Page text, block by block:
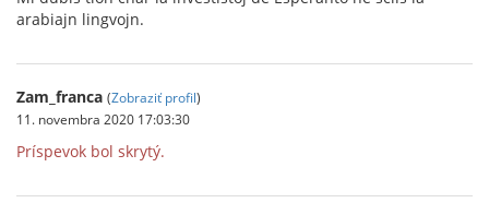
arabiajn lingvojn.
Zam_franca (Zobraziť profil)
11. novembra 2020 17:03:30
Príspevok bol skrytý.